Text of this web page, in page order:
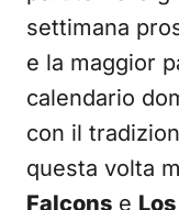
settimana
e la maggior
calendario
con il
questa volta
Falcons e